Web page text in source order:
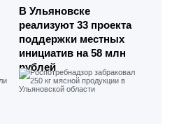
В Ульяновске
реализуют 33 проекта
поддержки местных
инициатив на 58 млн
рублей